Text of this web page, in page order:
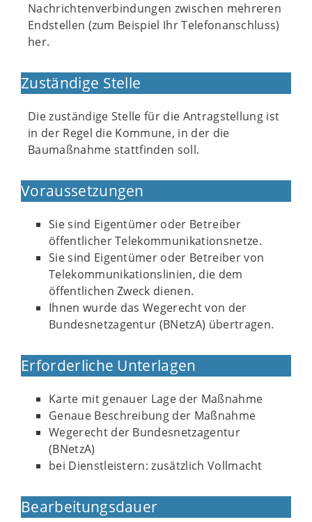
Nachrichtenverbindungen zwischen mehreren
Endstellen (zum Beispiel Ihr Telefonanschluss)
her.
Zuständige Stelle
Die zuständige Stelle für die Antragstellung ist
in der Regel die Kommune, in der die
Baumaßnahme stattfinden soll.
Voraussetzungen
Sie sind Eigentümer oder Betreiber
öffentlicher Telekommunikationsnetze.
Sie sind Eigentümer oder Betreiber von
Telekommunikationslinien, die dem
öffentlichen Zweck dienen.
Ihnen wurde das Wegerecht von der
Bundesnetzagentur (BNetzA) übertragen.
Erforderliche Unterlagen
Karte mit genauer Lage der Maßnahme
Genaue Beschreibung der Maßnahme
Wegerecht der Bundesnetzagentur
(BNetzA)
bei Dienstleistern: zusätzlich Vollmacht
Bearbeitungsdauer